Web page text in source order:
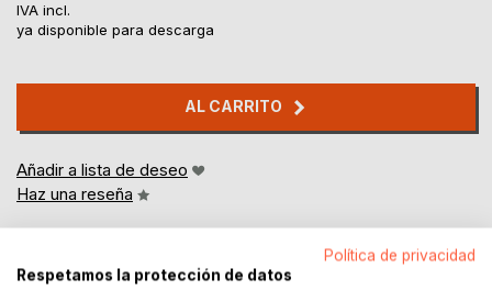
IVA incl.
ya disponible para descarga
AL CARRITO
Añadir a lista de deseo
Haz una reseña
Política de privacidad
Respetamos la protección de datos